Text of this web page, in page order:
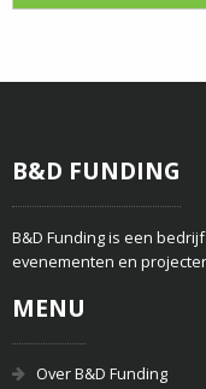
B&D FUNDING
B&D Funding is een
evenementen en
MENU
Over B&D Funding